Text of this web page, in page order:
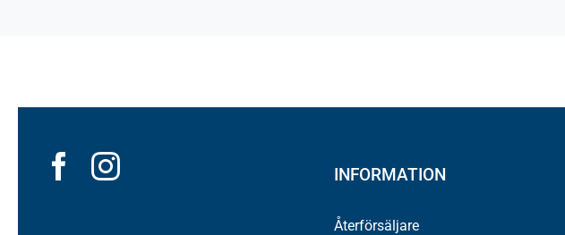
INFORMATION
Återförsäljare